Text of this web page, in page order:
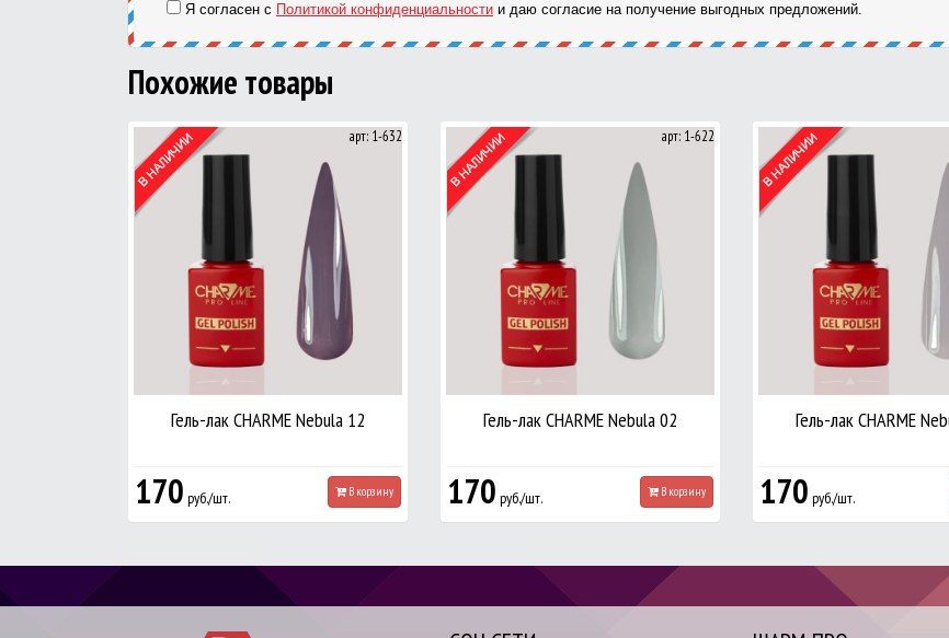
Я согласен с Политикой конфиденциальности и даю согласие на получение выгодных предложений.
Похожие товары
арт: 1-632
Гель-лак CHARME Nebula 12
170 руб./шт. В корзину
арт: 1-622
Гель-лак CHARME Nebula 02
170 руб./шт. В корзину
Гель-лак CHARME
170 руб./шт.